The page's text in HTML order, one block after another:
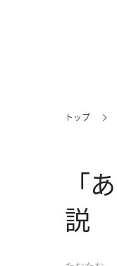
トップ
「
説